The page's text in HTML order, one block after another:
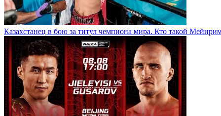
Казахстанец в бою за титул чемпиона мира. Кто такой